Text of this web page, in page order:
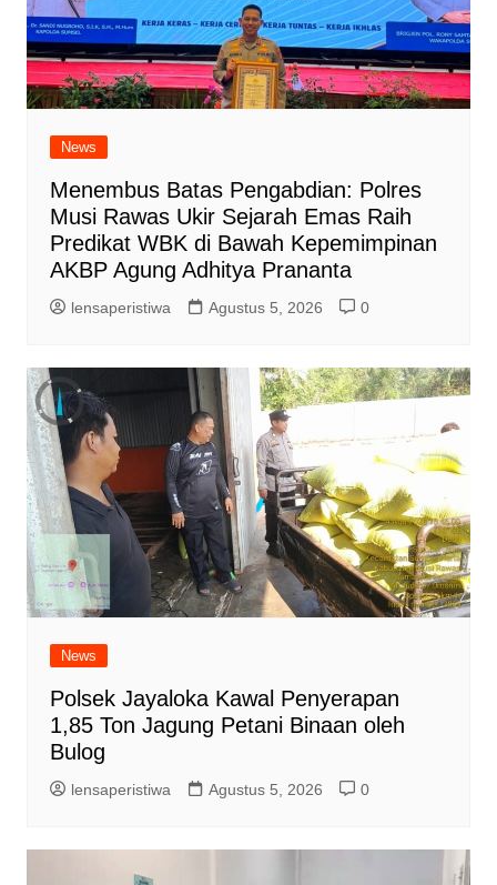
News
Menembus Batas Pengabdian: Polres
Musi Rawas Ukir Sejarah Emas Raih
Predikat WBK di Bawah Kepemimpinan
AKBP Agung Adhitya Prananta
lensaperistiwa Agustus 5, 2026 0
News
Polsek Jayaloka Kawal Penyerapan
1,85 Ton Jagung Petani Binaan oleh
Bulog
lensaperistiwa Agustus 5, 2026 0